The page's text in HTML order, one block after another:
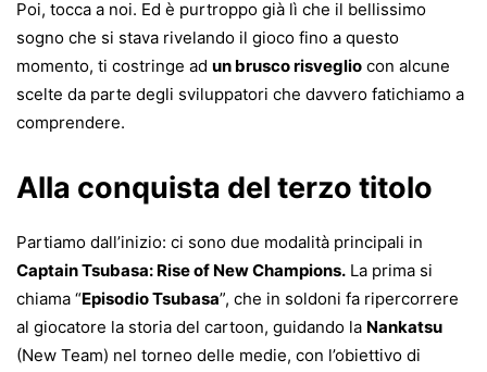
Poi, tocca a noi. Ed è purtroppo già lì che il bellissimo
sogno che si stava rivelando il gioco fino a questo
momento, ti costringe ad un brusco risveglio con alcune
scelte da parte degli sviluppatori che davvero fatichiamo a
comprendere.
Alla conquista del terzo titolo
Partiamo dall’inizio: ci sono due modalità principali in
Captain Tsubasa: Rise of New Champions. La prima si
chiama “Episodio Tsubasa”, che in soldoni fa ripercorrere
al giocatore la storia del cartoon, guidando la Nankatsu
(New Team) nel torneo delle medie, con l’obiettivo di